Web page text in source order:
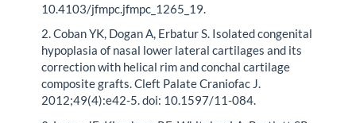
10.4103/jfmpc.jfmpc_1265_19.
2. Coban YK, Dogan A, Erbatur S. Isolated congenital
hypoplasia of nasal lower lateral cartilages and its
correction with helical rim and conchal cartilage
composite grafts. Cleft Palate Craniofac J.
2012;49(4):e42-5. doi: 10.1597/11-084.